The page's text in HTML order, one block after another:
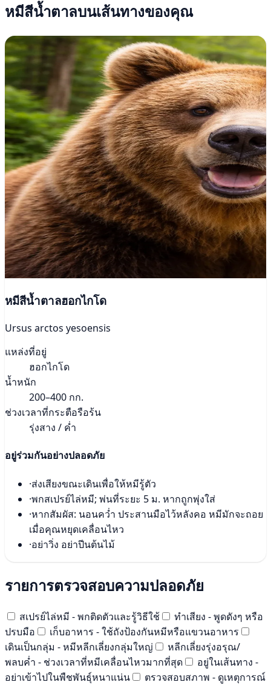
หมีสีน้ำตาลบนเส้นทางของคุณ
หมีสีน้ำตาลฮอกไกโด
Ursus arctos yesoensis
แหล่งที่อยู่
ฮอกไกโด
น้ำหนัก
200–400 กก.
ช่วงเวลาที่กระตือรือร้น
รุ่งสาง / ค่ำ
อยู่ร่วมกันอย่างปลอดภัย
·ส่งเสียงขณะเดินเพื่อให้หมีรู้ตัว
·พกสเปรย์ไล่หมี; พ่นที่ระยะ 5 ม. หากถูกพุ่งใส่
·หากสัมผัส: นอนคว่ำ ประสานมือไว้หลังคอ หมีมักจะถอย
เมื่อคุณหยุดเคลื่อนไหว
·อย่าวิ่ง อย่าปีนต้นไม้
รายการตรวจสอบความปลอดภัย
สเปรย์ไล่หมี - พกติดตัวและรู้วิธีใช้
ทำเสียง - พูดดังๆ หรือ
ปรบมือ
เก็บอาหาร - ใช้ถังป้องกันหมีหรือแขวนอาหาร
เดินเป็นกลุ่ม - หมีหลีกเลี่ยงกลุ่มใหญ่
หลีกเลี่ยงรุ่งอรุณ/
พลบค่ำ - ช่วงเวลาที่หมีเคลื่อนไหวมากที่สุด
อยู่ในเส้นทาง -
อย่าเข้าไปในพืชพันธุ์หนาแน่น
ตรวจสอบสภาพ - ดูเหตุการณ์